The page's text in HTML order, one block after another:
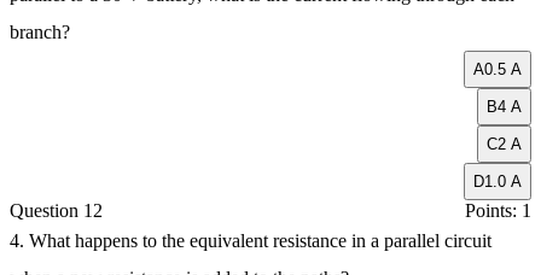
branch?
A 0.5 A
B 4 A
C 2 A
D 1.0 A
Question 12
Points: 1
4. What happens to the equivalent resistance in a parallel circuit